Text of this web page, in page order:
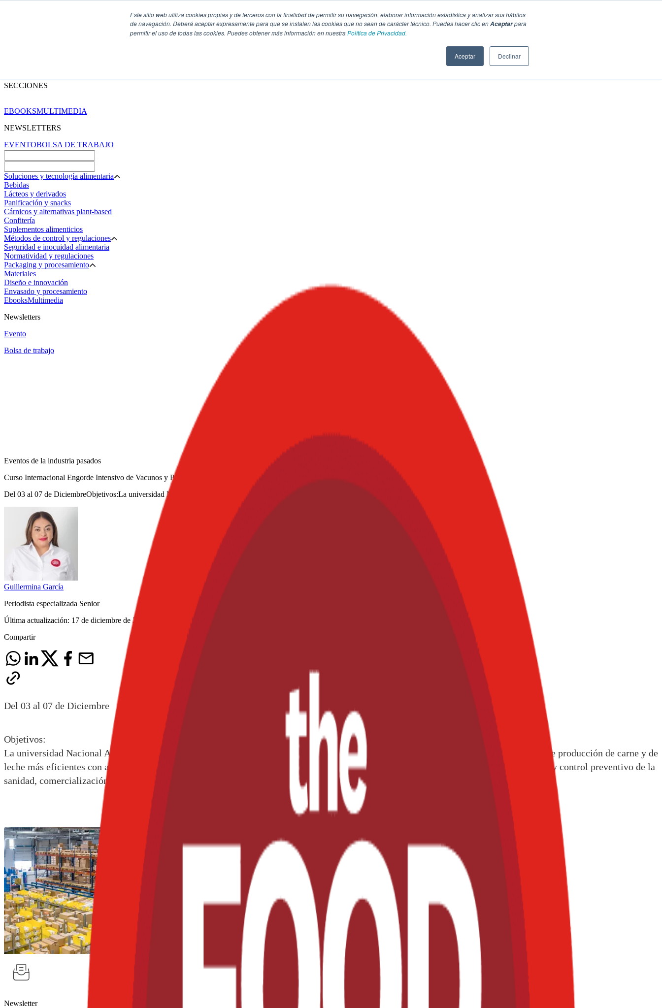
Este sitio web utiliza cookies propias y de terceros con la finalidad de permitir su navegación, elaborar información estadística y analizar sus hábitos
de navegación. Deberá aceptar expresamente para que se instalen las cookies que no sean de carácter técnico. Puedes hacer clic enAceptarpara
permitir el uso de todas las cookies. Puedes obtener más información en nuestraPolítica de Privacidad.
Aceptar Declinar
SECCIONES
EBOOKSMULTIMEDIA
NEWSLETTERS
EVENTOBOLSA DE TRABAJO
Soluciones y tecnología alimentaria
Bebidas
Lácteos y derivados
Panificación y snacks
Cárnicos y alternativas plant-based
Confitería
Suplementos alimenticios
Métodos de control y regulaciones
Seguridad e inocuidad alimentaria
Normatividad y regulaciones
Packaging y procesamiento
Materiales
Diseño e innovación
Envasado y procesamiento
EbooksMultimedia
Newsletters
Evento
Bolsa de trabajo
Eventos de la industria pasados
Curso Internacional Engorde Intensivo de Vacunos y Producción de Leche en Confinamiento
Del 03 al 07 de DiciembreObjetivos:La universidad Nacional Agraria La Molina (Lima – Perú) ofrece este Curso Internacional orientado a promover y
Guillermina García
Periodista especializada Senior
Última actualización: 17 de diciembre de 2020
Compartir
Del 03 al 07 de Diciembre
Objetivos:
La universidad Nacional Agraria La Molina (Lima – Perú) ofrece este Curso Internacional orientado a promover y desarrollar sistemas de producción de carne y de
leche más eficientes con altos rendimientos y calidad de los productos, utilizando modernas técnicas de nutrición, alimentación, manejo y control preventivo de la
sanidad, comercialización y evaluación económica de estas dos actividades ganaderas.
Newsletter